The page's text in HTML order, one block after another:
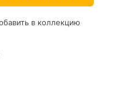
в коллекцию